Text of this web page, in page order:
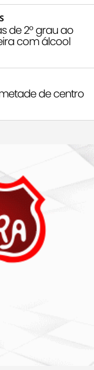
de 2º grau ao
com álcool
de centro